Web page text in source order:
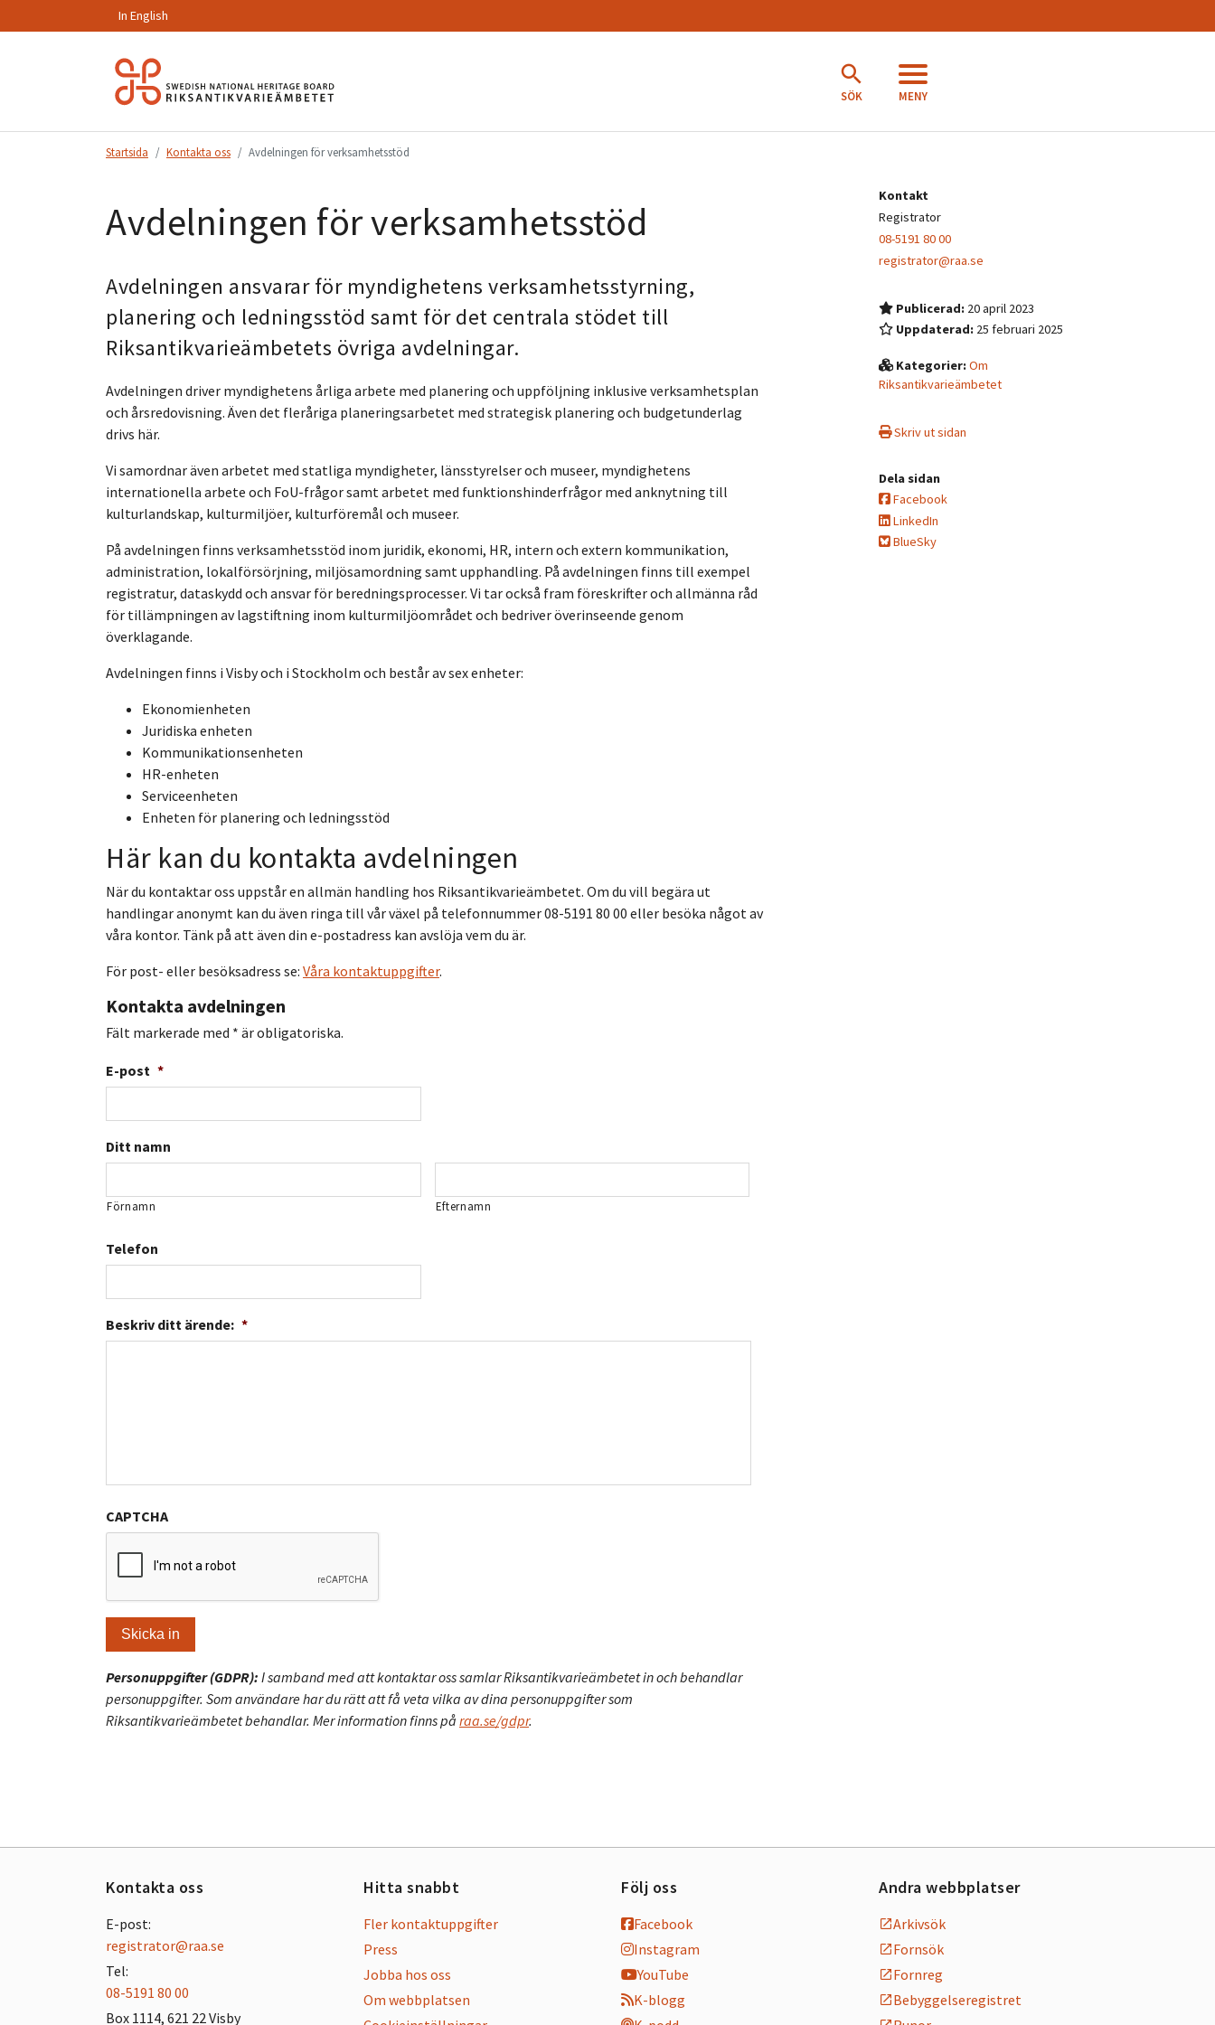
In English
SÖK MENY
Startsida Kontakta oss Avdelningen för verksamhetsstöd
Avdelningen för verksamhetsstöd
Avdelningen ansvarar för myndighetens verksamhetsstyrning,
planering och ledningsstöd samt för det centrala stödet till
Riksantikvarieämbetets övriga avdelningar.
Avdelningen driver myndighetens årliga arbete med planering och uppföljning inklusive verksamhetsplan
och årsredovisning. Även det fleråriga planeringsarbetet med strategisk planering och budgetunderlag
drivs här.
Vi samordnar även arbetet med statliga myndigheter, länsstyrelser och museer, myndighetens
internationella arbete och FoU-frågor samt arbetet med funktionshinderfrågor med anknytning till
kulturlandskap, kulturmiljöer, kulturföremål och museer.
På avdelningen finns verksamhetsstöd inom juridik, ekonomi, HR, intern och extern kommunikation,
administration, lokalförsörjning, miljösamordning samt upphandling. På avdelningen finns till exempel
registratur, dataskydd och ansvar för beredningsprocesser. Vi tar också fram föreskrifter och allmänna råd
för tillämpningen av lagstiftning inom kulturmiljöområdet och bedriver överinseende genom
överklagande.
Avdelningen finns i Visby och i Stockholm och består av sex enheter:
Ekonomienheten
Juridiska enheten
Kommunikationsenheten
HR-enheten
Serviceenheten
Enheten för planering och ledningsstöd
Här kan du kontakta avdelningen
När du kontaktar oss uppstår en allmän handling hos Riksantikvarieämbetet. Om du vill begära ut
handlingar anonymt kan du även ringa till vår växel på telefonnummer 08-5191 80 00 eller besöka något av
våra kontor. Tänk på att även din e-postadress kan avslöja vem du är.
För post- eller besöksadress se: Våra kontaktuppgifter.
Kontakta avdelningen
Fält markerade med * är obligatoriska.
E-post *
Ditt namn
Förnamn Efternamn
Telefon
Beskriv ditt ärende: *
CAPTCHA
Personuppgifter (GDPR): I samband med att kontaktar oss samlar Riksantikvarieämbetet in och behandlar
personuppgifter. Som användare har du rätt att få veta vilka av dina personuppgifter som
Riksantikvarieämbetet behandlar. Mer information finns på raa.se/gdpr.
Kontakt
Registrator
08-5191 80 00
registrator@raa.se
Publicerad: 20 april 2023
Uppdaterad: 25 februari 2025
Kategorier:Om
Riksantikvarieämbetet
Skriv ut sidan
Dela sidan
Facebook
LinkedIn
BlueSky
Kontakta oss
E-post:
registrator@raa.se
Tel:
08-5191 80 00
Box 1114, 621 22 Visby
Hitta snabbt
Fler kontaktuppgifter
Press
Jobba hos oss
Om webbplatsen
Följ oss
Facebook
Instagram
YouTube
K-blogg
Andra webbplatser
Arkivsök
Fornsök
Fornreg
Bebyggelseregistret